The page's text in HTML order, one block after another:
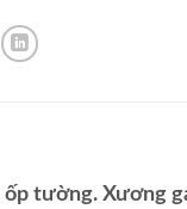
tường. Xương